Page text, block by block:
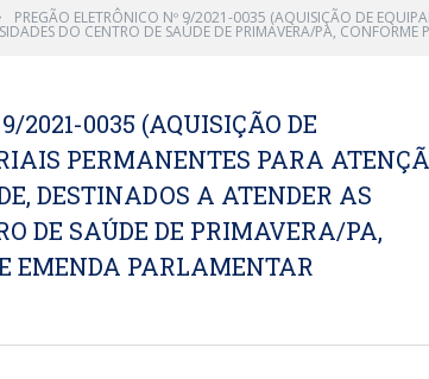
PREGÃO ELETRÔNICO Nº 9/2021-0035 (AQUISIÇÃO DE
DO CENTRO DE SAÚDE DE PRIMAVERA/PA,
2021-0035 (AQUISIÇÃO DE
PERMANENTES PARA
DESTINADOS A ATENDER AS
DE SAÚDE DE PRIMAVERA/PA,
EMENDA PARLAMENTAR